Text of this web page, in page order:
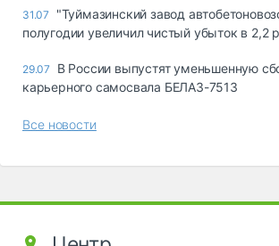
31.07
"Туймазинский завод
полугодии увеличил чистый убыток в 2,2
29.07
В России выпустят уменьшенную
карьерного самосвала БЕЛАЗ-7513
Все новости